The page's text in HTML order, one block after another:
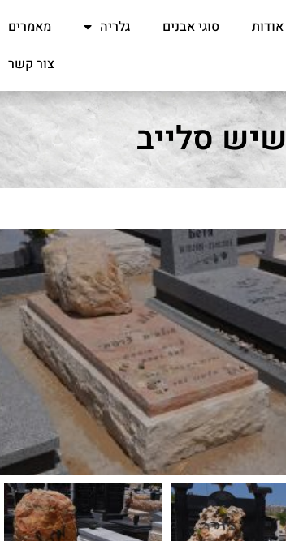
אודות סוגי אבנים גלריה מאמרים
צור קשר
שיש סלייב